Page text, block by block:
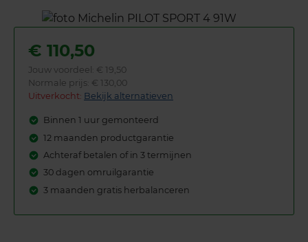
€ 110,50
Jouw voordeel: € 19,50
Normale prijs: € 130,00
Uitverkocht: Bekijk alternatieven
Binnen 1 uur gemonteerd
12 maanden productgarantie
Achteraf betalen of in 3 termijnen
30 dagen omruilgarantie
3 maanden gratis herbalanceren